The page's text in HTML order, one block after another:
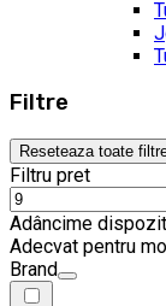
Filtre
Reseteaza toate
Filtru pret
Adâncime
Adecvat pentru
Brand